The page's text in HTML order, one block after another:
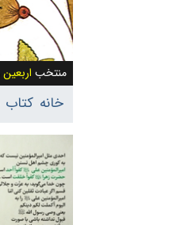
منتخب اربعین
خانه کتاب